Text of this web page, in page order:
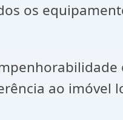
os
ao imóvel